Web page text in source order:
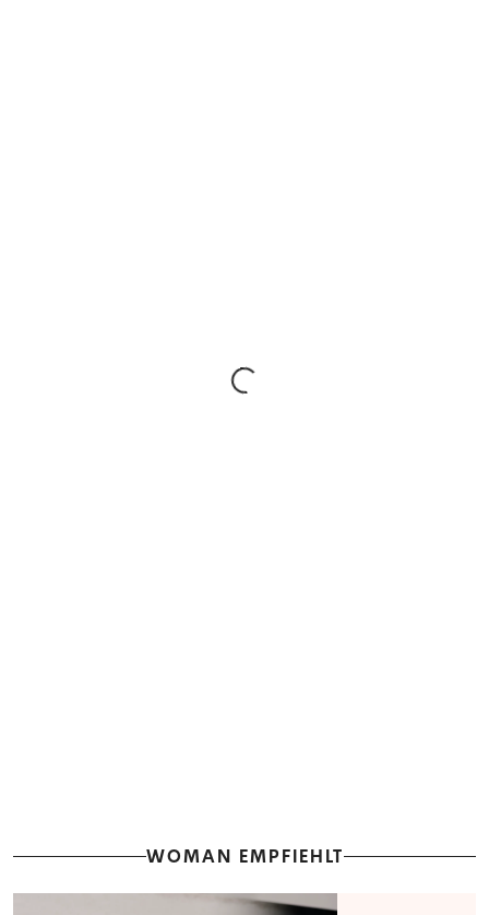
WOMAN EMPFIEHLT